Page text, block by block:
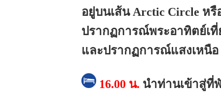
อยู่บนเส้น Arctic Circle ห
ปรากฏการณ์พระอาทิตย์เที่
และปรากฏการณ์แสงเหนื
16.00 น. นำท่านเข้าสู่ที่